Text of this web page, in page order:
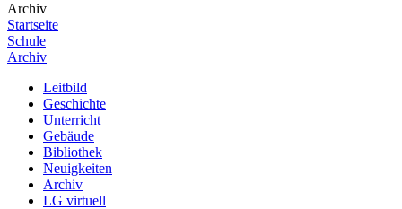
Archiv
Startseite
Schule
Archiv
Leitbild
Geschichte
Unterricht
Gebäude
Bibliothek
Neuigkeiten
Archiv
LG virtuell